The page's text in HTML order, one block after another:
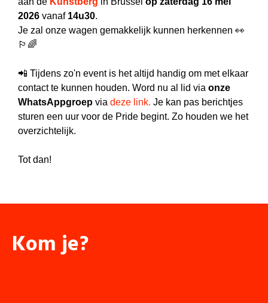
2026vanaf 14u30.
Je zal onze wagen gemakkelijk kunnen herkennen 👀
🏳️‍🌈
📲 Tijdens zo'n event is het altijd handig om met elkaar
contact te kunnen houden. Word nu al lid via onze
WhatsAppgroep viadeze link. Je kan pas berichtjes
sturen een uur voor de Pride begint. Zo houden we het
overzichtelijk.
Tot dan!
Kom je?